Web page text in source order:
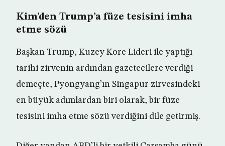
Kim’den Trump’a füze tesisini imha
etme sözü
Başkan Trump, Kuzey Kore Lideri ile yaptığı
tarihi zirvenin ardından gazetecilere verdiği
demeçte, Pyongyang’ın Singapur zirvesindeki
en büyük adımlardan biri olarak, bir füze
tesisini imha etme sözü verdiğini dile getirmiş.